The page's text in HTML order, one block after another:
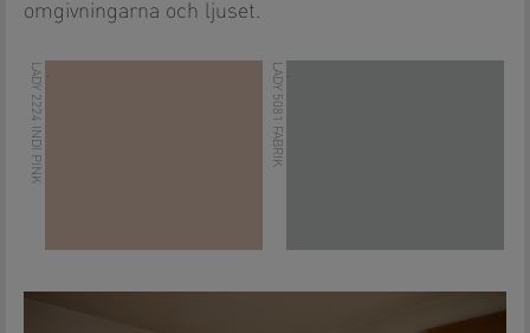
omgivningarna och ljuset.
LADY 2224 INDI PINK . LADY 5081 FABRIK